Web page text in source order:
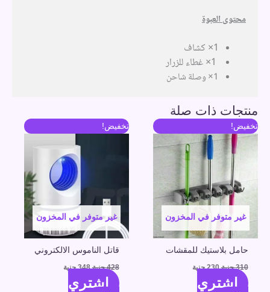
محتوى العبوة
1× كشاف
1× وصلة شاحن
منتجات ذات صلة
تخفيض!
غير متوفر في المخزون
حامل بلاستيك للمقشات
310 جنية
الأصلي
هو:
310 جنية.
230 جنية
الحالي
هو:
230 جنية.
اشتري
تخفيض!
غير متوفر في المخزون
قاتل الناموس الالكتروني
428 جنية
الأصلي
348 جنية
الحالي
اشتري